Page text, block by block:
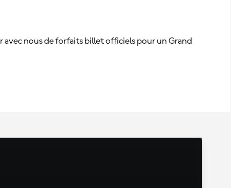
avec nous de forfaits billet officiels pour un Grand